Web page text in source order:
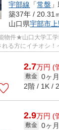
宇部線 「常盤
築37年 / 20.31
山口県宇部市
物件★山口大学工学
る方にイチオシ
単に受けられ...
2.7万円 (
敷金 0ヶ月
2階 / 1K /
2.9万円 (
敷金 0ヶ月